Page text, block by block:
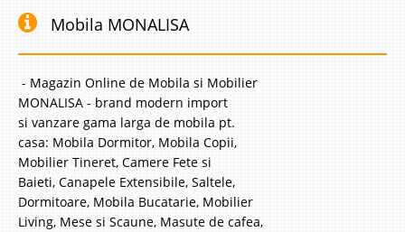
Mobila MONALISA
- Magazin Online de Mobila si Mobilier
MONALISA - brand modern import
si vanzare gama larga de mobila pt.
casa: Mobila Dormitor, Mobila Copii,
Mobilier Tineret, Camere Fete si
Baieti, Canapele Extensibile, Saltele,
Dormitoare, Mobila Bucatarie, Mobilier
Living, Mese si Scaune, Masute de cafea,